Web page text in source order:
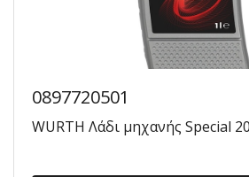
0897720501
WURTH Λάδι μηχανής Special